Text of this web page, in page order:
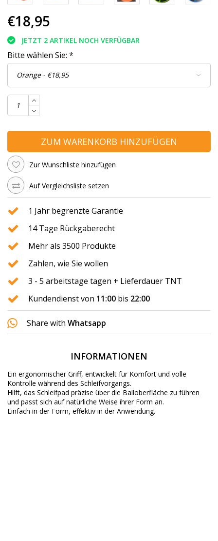
€18,95
JETZT 2 ARTIKEL NOCH VERFÜGBAR
Bitte wählen Sie: *
ZUM WARENKORB HINZUFÜGEN
Zur Wunschliste hinzufügen
Auf Vergleichsliste setzen
1 Jahr begrenzte Garantie
14 Tage Rückgaberecht
Mehr als 3500 Produkte
Zahlen, wie Sie wollen
3 - 5 arbeitstage tagen + Lieferdauer TNT
Kundendienst von 11:00 bis 22:00
Share with Whatsapp
INFORMATIONEN
Ein ergonomischer Griff, entwickelt für Komfort und volle
Kontrolle während des Schleifvorgangs.
Hilft, das Schleifpad präzise über die Balloberfläche zu führen
und passt sich auf natürliche Weise ihrer Form an.
Einfach in der Form, effektiv in der Anwendung.